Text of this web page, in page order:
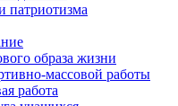
патриотизма
образа жизни
массовой работы
работа